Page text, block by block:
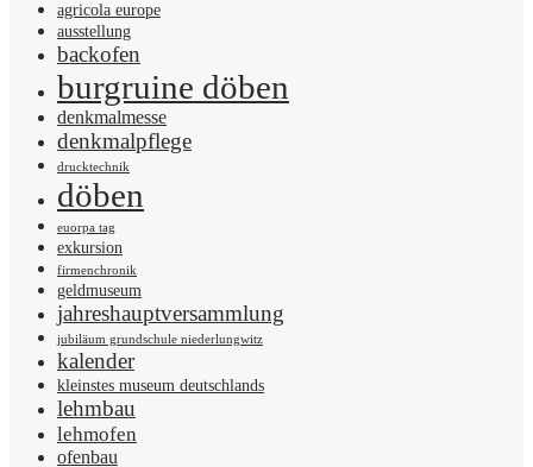
agricola europe
ausstellung
backofen
burgruine döben
denkmalmesse
denkmalpflege
drucktechnik
döben
euorpa tag
exkursion
firmenchronik
geldmuseum
jahreshauptversammlung
jubiläum grundschule niederlungwitz
kalender
kleinstes museum deutschlands
lehmbau
lehmofen
ofenbau